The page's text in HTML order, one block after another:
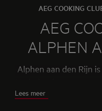
AEG COOKING
AEG
ALPHEN
Alphen aan den Rijn
je niet alleen een
Lees meer